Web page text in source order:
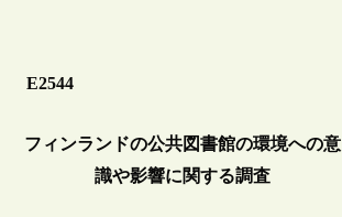
E2544
フィンランドの公共図書館の環境への意
識や影響に関する調査